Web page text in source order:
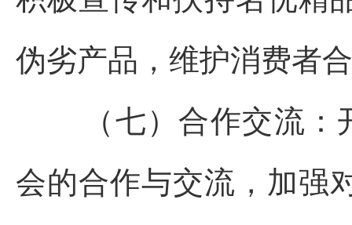
伪劣产品，维护消费者
（七）合作交流
会的合作与交流，加强